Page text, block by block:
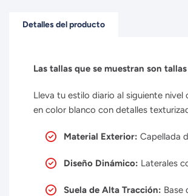
Detalles del producto
Las tallas que se muestran son
Lleva tu estilo diario al siguiente
en color blanco con detalles
Material Exterior: Capellada
Diseño Dinámico: Laterales
Suela de Alta Tracción: Base